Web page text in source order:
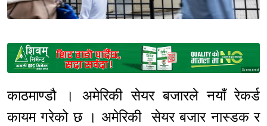
Sponsored
काठमाण्डौ । अमेरिकी सेयर बजारले नयाँ रेकर्ड
कायम गरेको छ । अमेरिकी सेयर बजार नास्डक र